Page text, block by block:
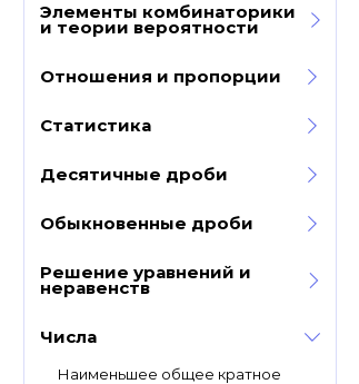
Элементы комбинаторики
и теории вероятности
Отношения и пропорции
Статистика
Десятичные дроби
Обыкновенные дроби
Решение уравнений и
неравенств
Числа
Наименьшее общее кратное